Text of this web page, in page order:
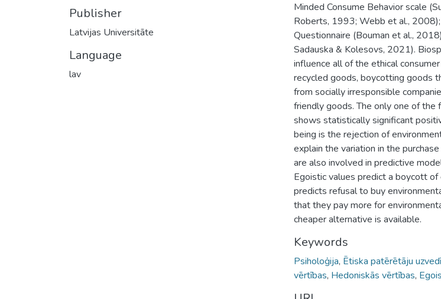
Publisher
Latvijas Universitāte
Language
lav
Minded Consume Behavior scale
Roberts, 1993; Webb et al.,
Questionnaire (Bouman et al.,
Sadauska & Kolesovs, 2021).
influence all of the ethical
recycled goods, boycotting goods
from socially irresponsible
friendly goods. The only one of the
shows statistically significant
being is the rejection of
explain the variation in the
are also involved in predictive
Egoistic values predict a boycott
predicts refusal to buy
that they pay more for
cheaper alternative is available.
Keywords
Psiholoģija, Ētiska patērētāju
vērtības, Hedoniskās vērtības,